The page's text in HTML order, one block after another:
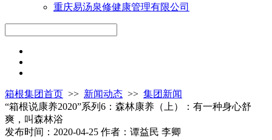
重庆易汤泉修健康管理有限公司
箱根集团首页 >> 新闻动态 >> 集团新闻
“箱根说康养2020”系列6：森林康养（上）：有一种身心舒
爽，叫森林浴
发布时间：2020-04-25 作者：谭益民 李卿